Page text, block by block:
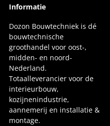
Informatie
Dozon Bouwtechniek is dé
bouwtechnische
groothandel voor oost-,
midden- en noord-
Nederland.
Totaalleverancier voor de
interieurbouw,
kozijnenindustrie,
aannemerij en installatie &
montage.